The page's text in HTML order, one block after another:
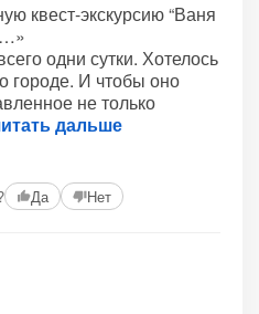
квест-экскурсию “Ваня
одни сутки. Хотелось
городе. И чтобы оно
не только
дальше
Да Нет